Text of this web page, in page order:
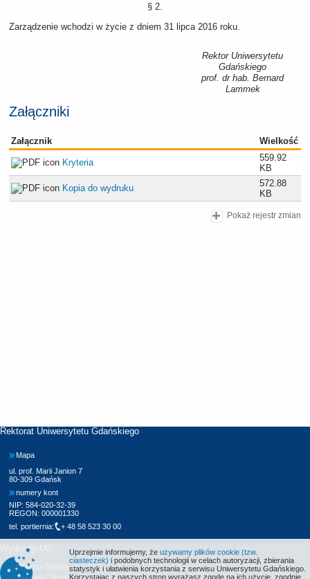
§ 2.
Zarządzenie wchodzi w życie z dniem 31 lipca 2016 roku.
Rektor Uniwersytetu
Gdańskiego
prof. dr hab. Bernard
Lammek
Załączniki
Załącznik Wielkość
Kryteria
559.92
KB
Kopia do wydruku
572.88
KB
Pokaż rejestr zmian
Rektorat Uniwersytetu Gdańskiego
Mapa
ul. prof. Marii Janion 7
80-309 Gdańsk
numery kont
NIP: 584-020-32-39
REGON: 000001330
tel. portiernia:
+ 48 58 523 30 00
Wydziały UG
Wydział Biologii
Uprzejmie informujemy, że używamy plików cookie (tzw.
ciasteczek) i podobnych technologii w celach autoryzacji, zbierania
statystyk i ułatwienia korzystania z serwisu Uniwersytetu Gdańskiego.
Korzystając z naszych stron wyrażasz zgodę na ich użycie, zgodnie